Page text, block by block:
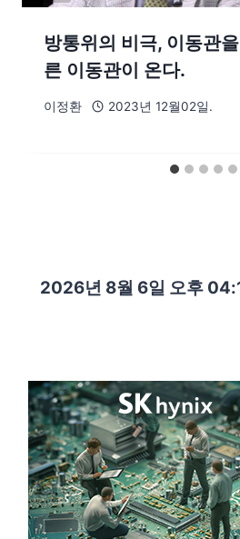
방통위의 비극, 이동관
른 이동관이 온다.
이정환 2023년 12월02일.
2026년 8월 6일 오후